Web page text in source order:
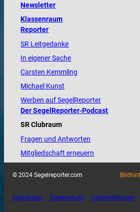
Newsletter
Klassenraum
Reporter
SR Leitgedanke
In eigener Sache
Carsten Kemmling
Michael Kunst
Werben auf SegelReporter
Der SegelReporter-Podcast
SR Clubraum
Fragen und Antworten
Mitgliedschaft erneuern
© 2024 Segelreporter.com
Impressum Datenschutz Cookie-Manager